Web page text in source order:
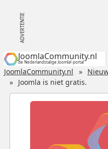
JoomlaCommunity.nl
de Nederlandstalige Joomla!-portal
JoomlaCommunity.nl
Joomla is niet gratis.